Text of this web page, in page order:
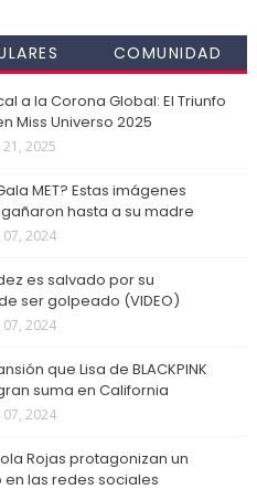
COMUNIDAD
a la Corona Global: El Triunfo
Miss Universo 2025
2025
MET? Estas imágenes
hasta a su madre
07, 2024
es salvado por su
ser golpeado (VIDEO)
07, 2024
que Lisa de BLACKPINK
suma en California
07, 2024
Rojas protagonizan un
las redes sociales